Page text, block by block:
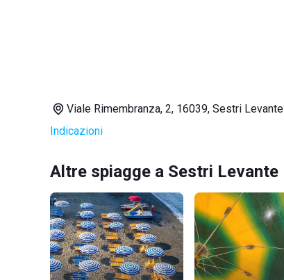
Viale Rimembranza, 2, 16039, Sestri Levante
Indicazioni
Altre spiagge a Sestri Levante